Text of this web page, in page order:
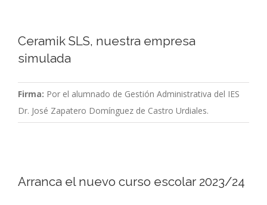
Ceramik SLS, nuestra empresa
simulada
Firma: Por el alumnado de Gestión Administrativa del IES
Dr. José Zapatero Domínguez de Castro Urdiales.
Arranca el nuevo curso escolar 2023/24